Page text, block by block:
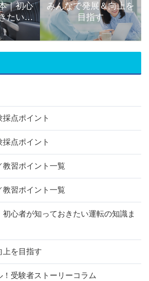
｜初心
たい運
とめ
みんなで発展＆向上を
目指す
点ポイント
点ポイント
習ポイント一覧
習ポイント一覧
心者が知っておきたい運転の知識ま
上を目指す
受験者ストーリーコラム